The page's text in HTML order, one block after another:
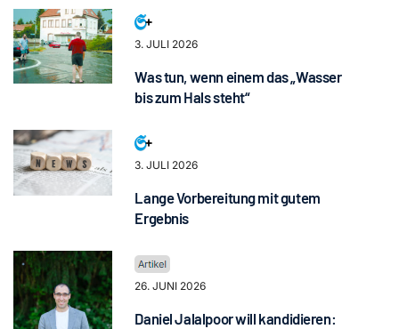
3. JULI 2026
Was tun, wenn einem das „Wasser
bis zum Hals steht“
3. JULI 2026
Lange Vorbereitung mit gutem
Ergebnis
26. JUNI 2026
Daniel Jalalpoor will kandidieren: